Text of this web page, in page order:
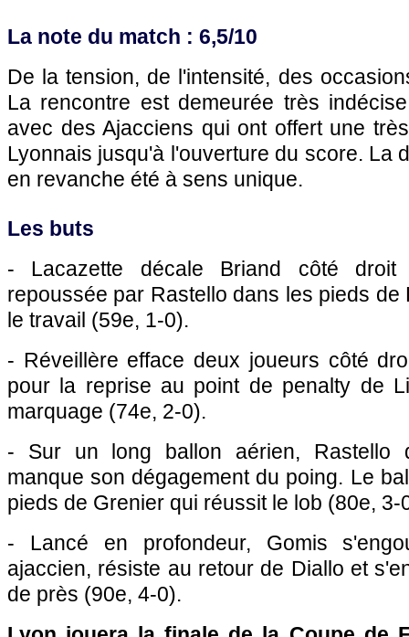
La note du match : 6,5/10
De la tension, de l'intensité, des
La rencontre est demeurée très
avec des Ajacciens qui ont offert une
Lyonnais jusqu'à l'ouverture du score. La
en revanche été à sens unique.
Les buts
- Lacazette décale Briand côté
repoussée par Rastello dans les pieds de
le travail (59e, 1-0).
- Réveillère efface deux joueurs côté
pour la reprise au point de penalty de
marquage (74e, 2-0).
- Sur un long ballon aérien, Rastello
manque son dégagement du poing. Le
pieds de Grenier qui réussit le lob (80e, 3-
- Lancé en profondeur, Gomis
ajaccien, résiste au retour de Diallo et
de près (90e, 4-0).